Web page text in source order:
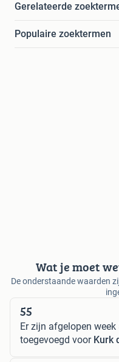
Gerelateerde
Populaire zoektermen
Wat je moet
De onderstaande waarden
55
Er zijn afgelopen week
toegevoegd voor Kurk